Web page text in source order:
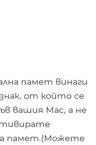
памет винаги
от който се
вашия Mac, а не
памет.(Можете